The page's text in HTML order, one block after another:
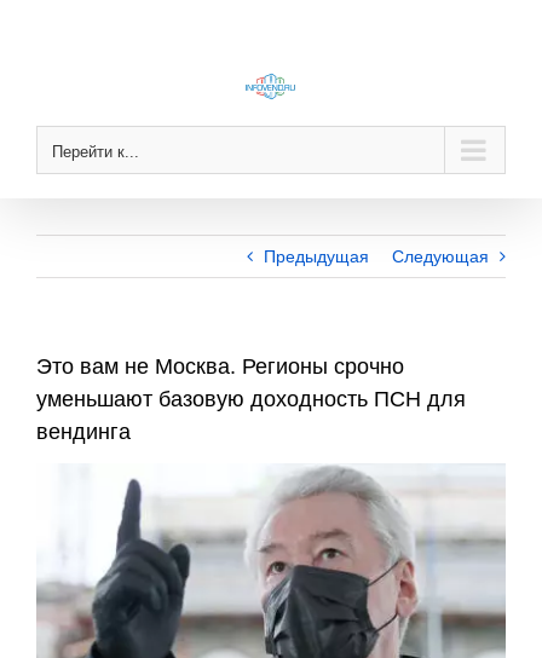
Перейти к...
Предыдущая Следующая
Это вам не Москва. Регионы срочно
уменьшают базовую доходность ПСН для
вендинга